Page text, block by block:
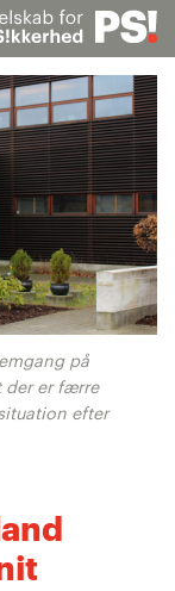
på
der er færre
efter